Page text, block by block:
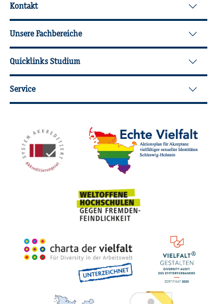
Kontakt
Unsere Fachbereiche
Quicklinks Studium
Service
Mit­glied­schaf­ten,